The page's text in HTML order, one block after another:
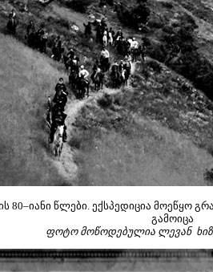
80–იანი წლები. ექსპედიცია მოეწყო
გამოიცა
ფოტო მოწოდებულია ლევან